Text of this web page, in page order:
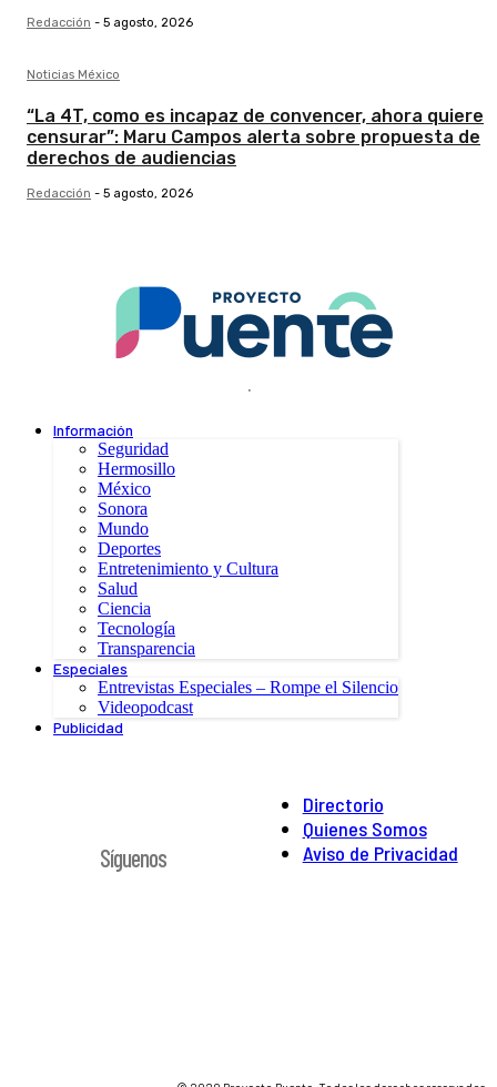
Redacción - 5 agosto, 2026
Noticias México
“La 4T, como es incapaz de convencer, ahora quiere
censurar”: Maru Campos alerta sobre propuesta de
derechos de audiencias
Redacción - 5 agosto, 2026
.
Información
Seguridad
Hermosillo
México
Sonora
Mundo
Deportes
Entretenimiento y Cultura
Salud
Ciencia
Tecnología
Transparencia
Especiales
Entrevistas Especiales – Rompe el Silencio
Videopodcast
Publicidad
Directorio
Quienes Somos
Aviso de Privacidad
Síguenos